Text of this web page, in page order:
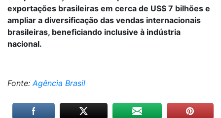
exportações brasileiras em cerca de US$ 7 bilhões e
ampliar a diversificação das vendas internacionais
brasileiras, beneficiando inclusive à indústria
nacional.
Fonte: Agência Brasil